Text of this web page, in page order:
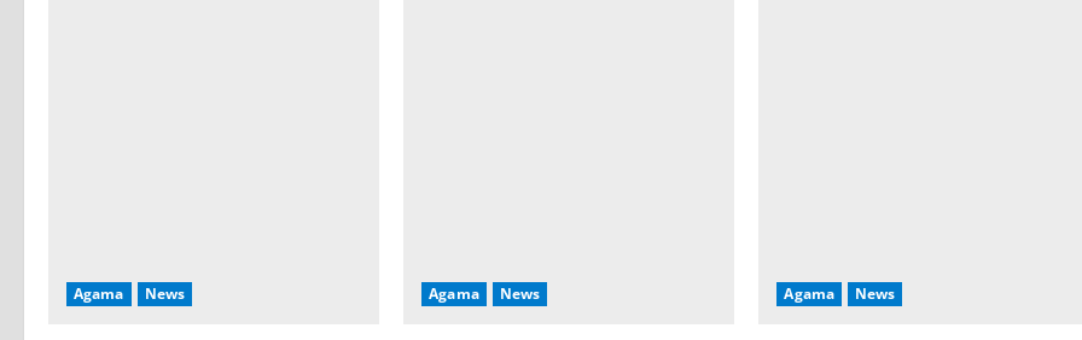
Agama News Agama News Agama News